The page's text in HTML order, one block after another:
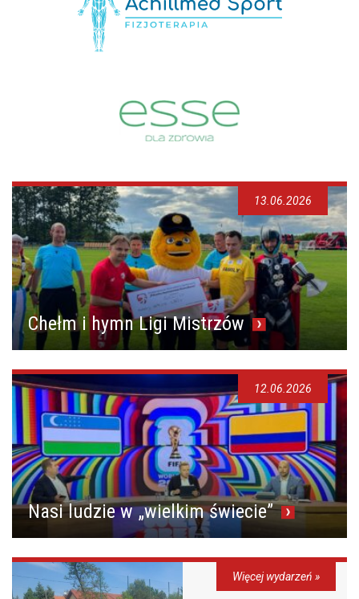
Chełm i hymn Ligi Mistrzów
13.06.2026
Nasi ludzie w „wielkim świecie”
12.06.2026
Więcej wydarzeń »